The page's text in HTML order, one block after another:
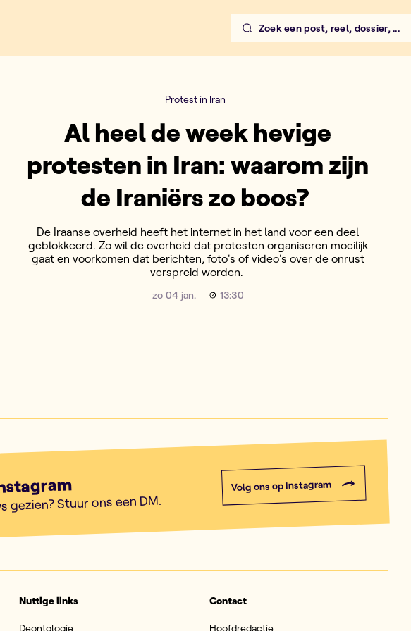
Zoek een post, reel, dossier, ...
Protest in Iran
Al heel de week hevige
protesten in Iran: waarom zijn
de Iraniërs zo boos?
De Iraanse overheid heeft het internet in het land voor een deel
geblokkeerd. Zo wil de overheid dat protesten organiseren moeilijk
gaat en voorkomen dat berichten, foto's of video's over de onrust
verspreid worden.
zo 04 jan. 13:30
Stuur ons een DM.
Volg ons op Instagram
Nuttige links
Deontologie
Contact
Hoofdredactie